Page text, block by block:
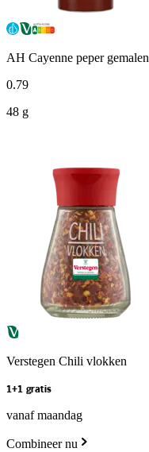
AH Cayenne peper gemalen
0.79
48 g
Verstegen Chili vlokken
1+1 gratis
vanaf maandag
Combineer nu